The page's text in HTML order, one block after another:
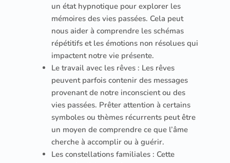
un état hypnotique pour explorer les
mémoires des vies passées. Cela peut
nous aider à comprendre les schémas
répétitifs et les émotions non résolues qui
impactent notre vie présente.
Le travail avec les rêves : Les rêves
peuvent parfois contenir des messages
provenant de notre inconscient ou des
vies passées. Prêter attention à certains
symboles ou thèmes récurrents peut être
un moyen de comprendre ce que l’âme
cherche à accomplir ou à guérir.
Les constellations familiales : Cette